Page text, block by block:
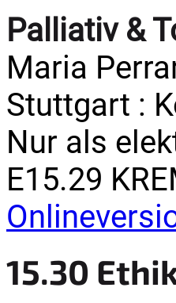
Palliativ &
Maria
Stuttgart :
Nur als
E15.29
15.30